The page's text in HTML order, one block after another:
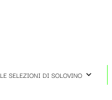
LE SELEZIONI DI SOLOVINO